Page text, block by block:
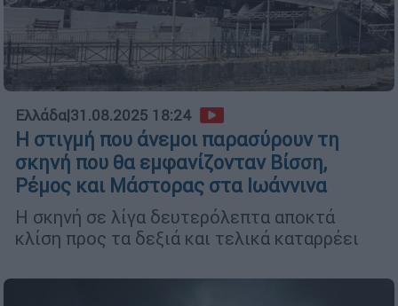
Ελλάδα|31.08.2025 18:24
Η στιγμή που άνεμοι παρασύρουν τη
σκηνή που θα εμφανίζονταν Βίσση,
Ρέμος και Μάστορας στα Ιωάννινα
Η σκηνή σε λίγα δευτερόλεπτα αποκτά
κλίση προς τα δεξιά και τελικά καταρρέει